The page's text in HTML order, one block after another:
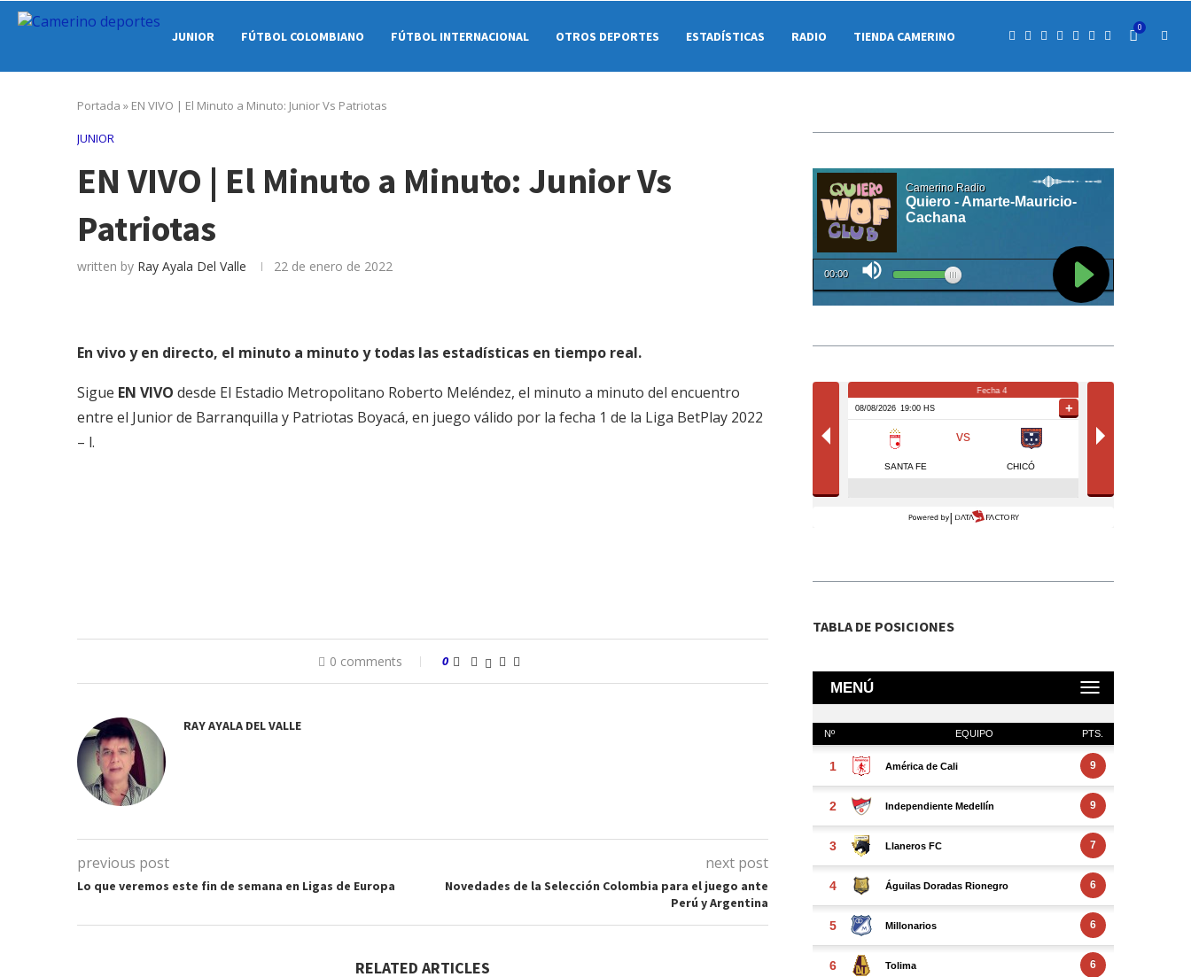
JUNIOR FÚTBOL COLOMBIANO FÚTBOL INTERNACIONAL OTROS DEPORTES ESTADÍSTICAS RADIO TIENDA CAMERINO
0
Portada » EN VIVO | El Minuto a Minuto: Junior Vs Patriotas
JUNIOR
EN VIVO | El Minuto a Minuto: Junior Vs
Patriotas
written by Ray Ayala Del Valle 22 de enero de 2022
En vivo y en directo, el minuto a minuto y todas las estadísticas en tiempo real.
Sigue EN VIVO desde El Estadio Metropolitano Roberto Meléndez, el minuto a minuto del encuentro
entre el Junior de Barranquilla y Patriotas Boyacá, en juego válido por la fecha 1 de la Liga BetPlay 2022
– l.
0 comments 0
RAY AYALA DEL VALLE
previous post
Lo que veremos este fin de semana en Ligas de Europa
next post
Novedades de la Selección Colombia para el juego ante
Perú y Argentina
RELATED ARTICLES
TABLA DE POSICIONES